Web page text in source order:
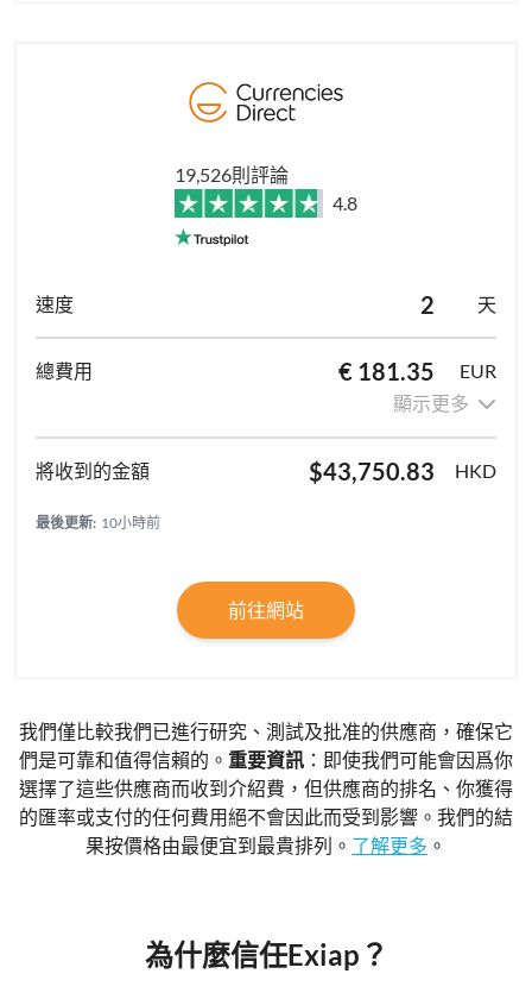
19,526則評論
4.8
2 天
€ 181.35
EUR
顯示更多
$43,750.83 HKD
最後更新: 10小時前
前往網站
我們僅比較我們已進行研究、測試及批准的供應商，確保它
們是可靠和值得信賴的。 重要資訊 ：即使我們可能會因爲你
選擇了這些供應商而收到介紹費，但供應商的排名、你獲得
的匯率或支付的任何費用絕不會因此而受到影響。我們的結
果按價格由最便宜到最貴排列。 了解更多 。
為什麼信任Exiap？